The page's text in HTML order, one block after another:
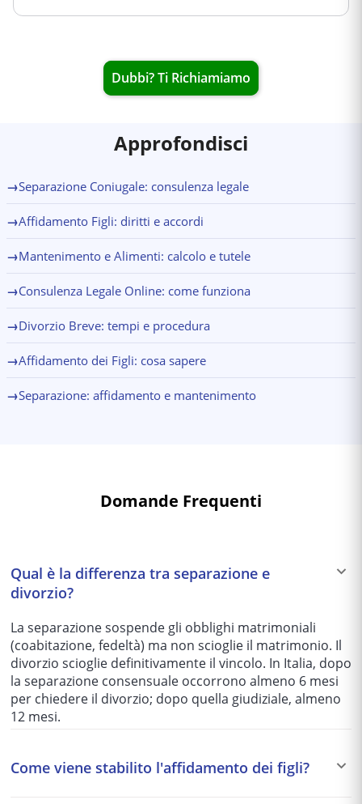
Dubbi? Ti Richiamiamo
Approfondisci
→Separazione Coniugale: consulenza legale
→Affidamento Figli: diritti e accordi
→Mantenimento e Alimenti: calcolo e tutele
→Consulenza Legale Online: come funziona
→Divorzio Breve: tempi e procedura
→Affidamento dei Figli: cosa sapere
→Separazione: affidamento e mantenimento
Domande Frequenti
Qual è la differenza tra separazione e
divorzio?
La separazione sospende gli obblighi matrimoniali
(coabitazione, fedeltà) ma non scioglie il matrimonio. Il
divorzio scioglie definitivamente il vincolo. In Italia, dopo
la separazione consensuale occorrono almeno 6 mesi
per chiedere il divorzio; dopo quella giudiziale, almeno
12 mesi.
Come viene stabilito l'affidamento dei figli?